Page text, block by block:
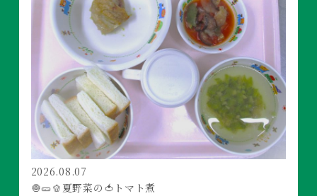
2026.08.07
🧅🥒🫑夏野菜の🍅トマト煮